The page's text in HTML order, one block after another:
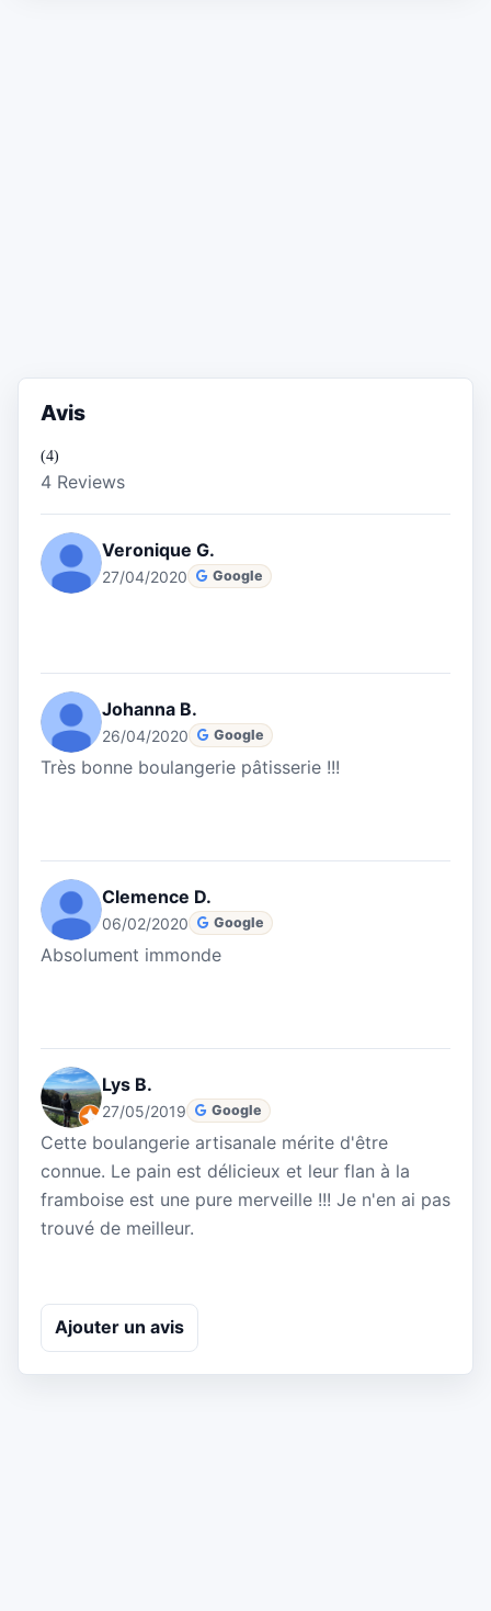
Avis
(4)
4 Reviews
Veronique G.
27/04/2020 Google
Johanna B.
26/04/2020 Google
Très bonne boulangerie pâtisserie !!!
Clemence D.
06/02/2020 Google
Absolument immonde
Lys B.
27/05/2019 Google
Cette boulangerie artisanale mérite d'être
connue. Le pain est délicieux et leur flan à la
framboise est une pure merveille !!! Je n'en ai pas
trouvé de meilleur.
Ajouter un avis